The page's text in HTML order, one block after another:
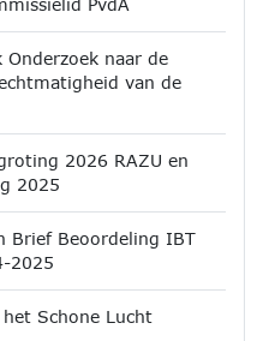
PvdA
Onderzoek naar de
van de
2026 RAZU en
2025
Brief Beoordeling IBT
2025
Schone Lucht